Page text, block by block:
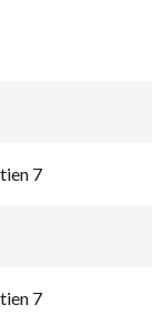
7
7